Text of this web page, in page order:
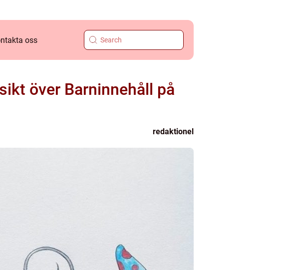
oss
över Barninnehåll på
redaktionel